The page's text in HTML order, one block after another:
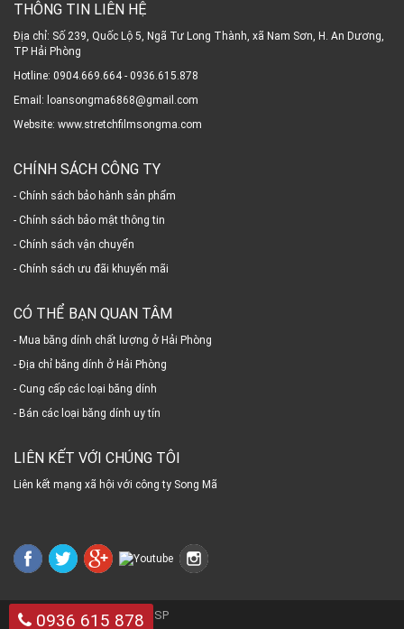
THÔNG TIN LIÊN HỆ
Địa chỉ: Số 239, Quốc Lộ 5, Ngã Tư Long Thành, xã Nam Sơn, H. An Dương,
TP Hải Phòng
Hotline: 0904.669.664 - 0936.615.878
Email: loansongma6868@gmail.com
Website: www.stretchfilmsongma.com
CHÍNH SÁCH CÔNG TY
- Chính sách bảo hành sản phẩm
- Chính sách bảo mật thông tin
- Chính sách vận chuyển
- Chính sách ưu đãi khuyến mãi
CÓ THỂ BẠN QUAN TÂM
- Mua băng dính chất lượng ở Hải Phòng
- Địa chỉ băng dính ở Hải Phòng
- Cung cấp các loại băng dính
- Bán các loại băng dính uy tín
LIÊN KẾT VỚI CHÚNG TÔI
Liên kết mạng xã hội với công ty Song Mã
2018 @Thiết kế website MSP
0936 615 878